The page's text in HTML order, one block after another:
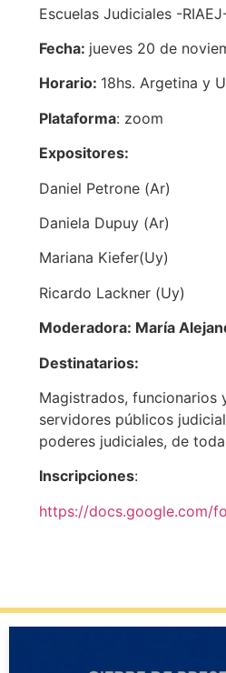
Escuelas Judiciales -
Fecha: jueves 20 de
Horario: 18hs. Argetina y
Plataforma: zoom
Expositores:
Daniel Petrone (Ar)
Daniela Dupuy (Ar)
Mariana Kiefer(Uy)
Ricardo Lackner (Uy)
Moderadora: María
Destinatarios:
Magistrados, funcionarios
servidores públicos
poderes judiciales, de
Inscripciones:
https://docs.google.com/